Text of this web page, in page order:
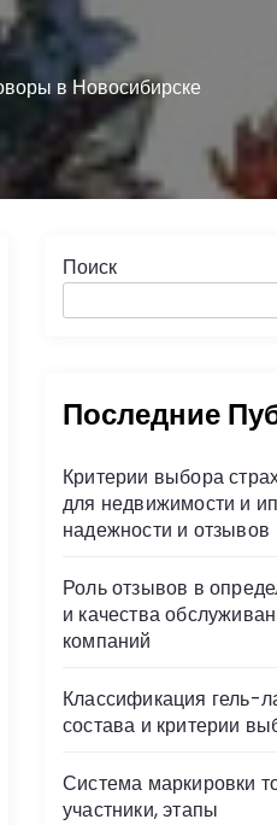
в Новосибирске
Поиск
Последние
Критерии выбора
для недвижимости и
надежности и отзывов
Роль отзывов в
и качества
компаний
Классификация гель-
состава и критерии
Система маркировки
участники, этапы